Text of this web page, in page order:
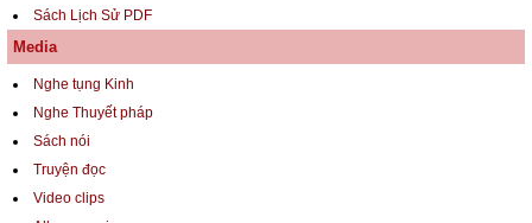
Sách Lịch Sử PDF
Media
Nghe tụng Kinh
Nghe Thuyết pháp
Sách nói
Truyện đọc
Video clips